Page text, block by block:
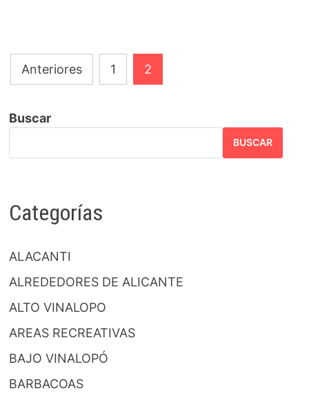
Paginación
de
entradas
Anteriores 1 2
Buscar
BUSCAR
Categorías
ALACANTI
ALREDEDORES DE ALICANTE
ALTO VINALOPO
AREAS RECREATIVAS
BAJO VINALOPÓ
BARBACOAS